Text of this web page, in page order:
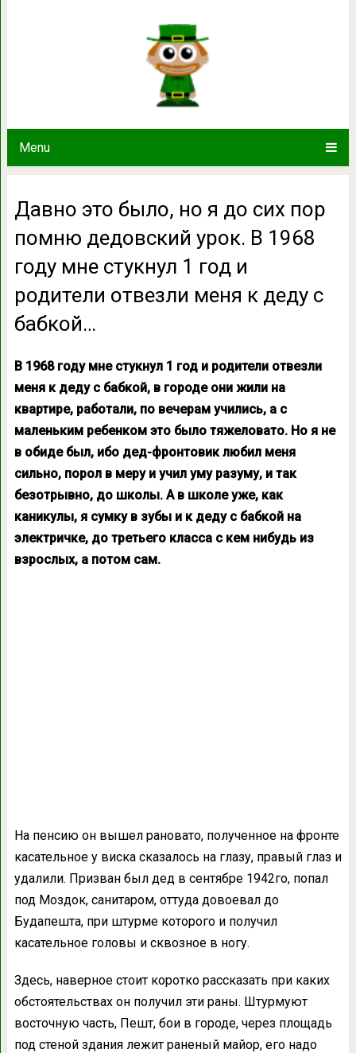
Menu
Давно это было, но я до сих пор
году мне стукнул 1 год и родители
Давно это было, но я до сих пор
помню дедовский урок. В 1968
году мне стукнул 1 год и
родители отвезли меня к деду с
бабкой…
В 1968 году мне стукнул 1 год и родители отвезли
меня к деду с бабкой, в городе они жили на
квартире, работали, по вечерам учились, а с
маленьким ребенком это было тяжеловато. Но я не
в обиде был, ибо дед-фронтовик любил меня
сильно, порол в меру и учил уму разуму, и так
безотрывно, до школы. А в школе уже, как
каникулы, я сумку в зубы и к деду с бабкой на
электричке, до третьего класса с кем нибудь из
взрослых, а потом сам.
На пенсию он вышел рановато, полученное на фронте
касательное у виска сказалось на глазу, правый глаз и
удалили. Призван был дед в сентябре 1942го, попал
под Моздок, санитаром, оттуда довоевал до
Будапешта, при штурме которого и получил
касательное головы и сквозное в ногу.
Здесь, наверное стоит коротко рассказать при каких
обстоятельствах он получил эти раны. Штурмуют
восточную часть, Пешт, бои в городе, через площадь
под стеной здания лежит раненый майор, его надо